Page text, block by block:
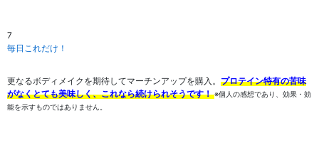
7
毎日これだけ！
更なるボディメイクを期待してマーチンアップを購入。 プロテイン特有の苦味
がなくとても美味しく、これなら続けられそうです！※個人の感想であり、効果・効
能を示すものではありません。